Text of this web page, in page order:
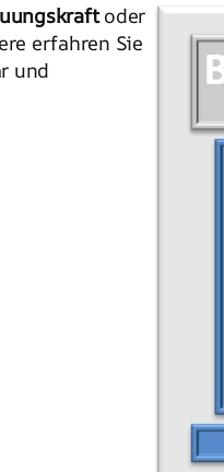
oder
erfahren Sie
und